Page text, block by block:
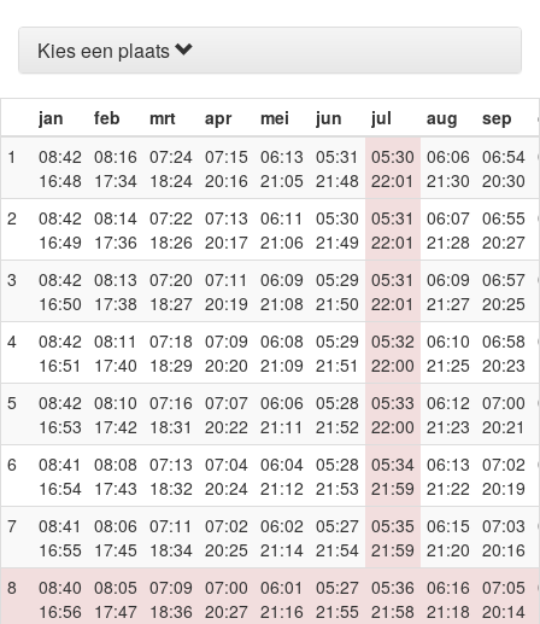
Kies een plaats
jan feb mrt apr mei jun jul aug sep
1
08:42
16:48
08:16
17:34
07:24
18:24
07:15
20:16
06:13
21:05
05:31
21:48
05:30
22:01
06:06
21:30
06:54
20:30
2
08:42
16:49
08:14
17:36
07:22
18:26
07:13
20:17
06:11
21:06
05:30
21:49
05:31
22:01
06:07
21:28
06:55
20:27
3
08:42
16:50
08:13
17:38
07:20
18:27
07:11
20:19
06:09
21:08
05:29
21:50
05:31
22:01
06:09
21:27
06:57
20:25
4
08:42
16:51
08:11
17:40
07:18
18:29
07:09
20:20
06:08
21:09
05:29
21:51
05:32
22:00
06:10
21:25
06:58
20:23
5
08:42
16:53
08:10
17:42
07:16
18:31
07:07
20:22
06:06
21:11
05:28
21:52
05:33
22:00
06:12
21:23
07:00
20:21
6
08:41
16:54
08:08
17:43
07:13
18:32
07:04
20:24
06:04
21:12
05:28
21:53
05:34
21:59
06:13
21:22
07:02
20:19
7
08:41
16:55
08:06
17:45
07:11
18:34
07:02
20:25
06:02
21:14
05:27
21:54
05:35
21:59
06:15
21:20
07:03
20:16
8
08:40
16:56
08:05
17:47
07:09
18:36
07:00
20:27
06:01
21:16
05:27
21:55
05:36
21:58
06:16
21:18
07:05
20:14